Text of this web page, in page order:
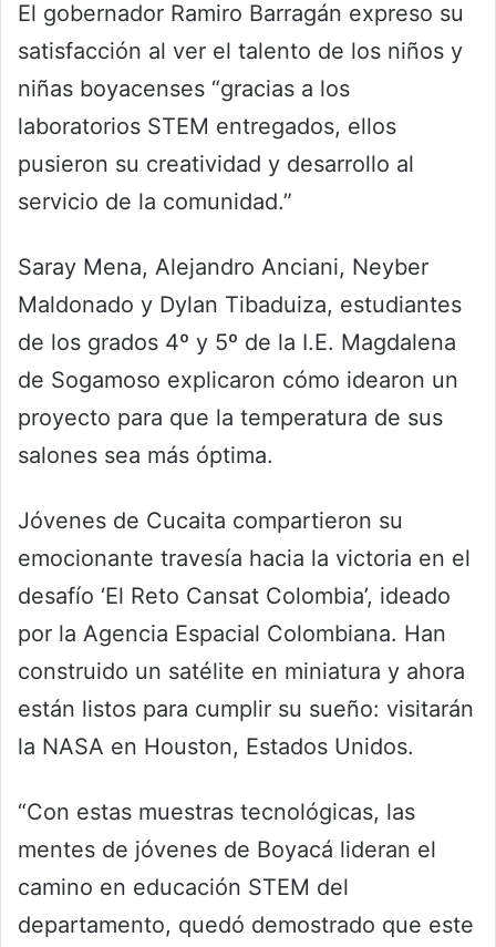
El gobernador Ramiro Barragán expreso su
satisfacción al ver el talento de los niños y
niñas boyacenses “gracias a los
laboratorios STEM entregados, ellos
pusieron su creatividad y desarrollo al
servicio de la comunidad.”
Saray Mena, Alejandro Anciani, Neyber
Maldonado y Dylan Tibaduiza, estudiantes
de los grados 4º y 5º de la I.E. Magdalena
de Sogamoso explicaron cómo idearon un
proyecto para que la temperatura de sus
salones sea más óptima.
Jóvenes de Cucaita compartieron su
emocionante travesía hacia la victoria en el
desafío ‘El Reto Cansat Colombia’, ideado
por la Agencia Espacial Colombiana. Han
construido un satélite en miniatura y ahora
están listos para cumplir su sueño: visitarán
la NASA en Houston, Estados Unidos.
“Con estas muestras tecnológicas, las
mentes de jóvenes de Boyacá lideran el
camino en educación STEM del
departamento, quedó demostrado que este